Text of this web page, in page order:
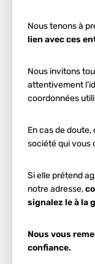
Nous tenons à
lien avec ces
Nous invitons
attentivement
coordonnées
En cas de
société qui vous
Si elle prétend
notre adresse,
signalez le à la
Nous vous
confiance.
Ces
Démarrer